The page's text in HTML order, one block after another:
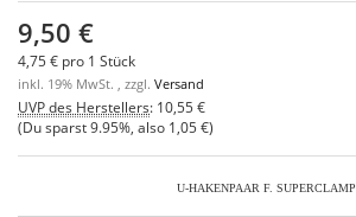
9,50 €
4,75 € pro 1 Stück
inkl. 19% MwSt. , zzgl. Versand
UVP des Herstellers: 10,55 €
(Du sparst9.95% , also 1,05 €)
U-HAKENPAAR F. SUPERCLAMP